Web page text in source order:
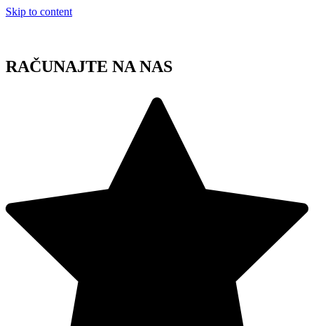
Skip to content
RAČUNAJTE NA NAS